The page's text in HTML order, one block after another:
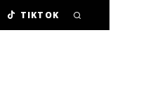
TIKTOK